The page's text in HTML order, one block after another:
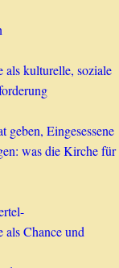
als kulturelle, soziale
geben, Eingesessene
was die Kirche für
als Chance und